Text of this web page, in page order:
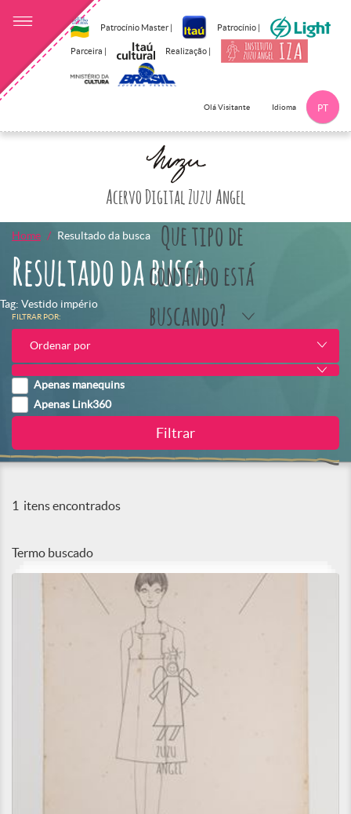
Patrocínio Master | Patrocínio |
Parceira | Realização |
Olá Visitante Idioma PT
Acervo Digital Zuzu Angel
Que tipo de
conteúdo está
buscando?
Home Resultado da busca
Resultado da busca
Tag: Vestido império
FILTRAR POR:
Ordenar por
Apenas manequins
Apenas Link360
1 itens encontrados
Termo buscado